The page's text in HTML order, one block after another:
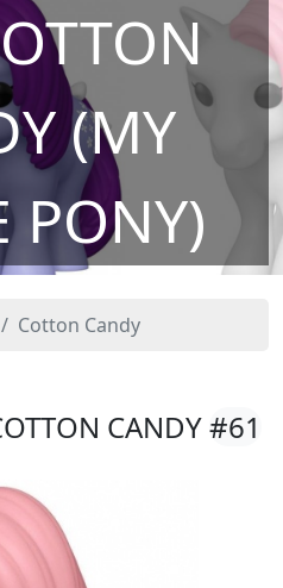
(MY
PONY)
Cotton Candy
CANDY#61